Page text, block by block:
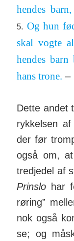
hendes
5. Og hun
skal vogte
hendes
hans trone. –
Dette andet
ryk­kelsen
der før
også om,
tred­je­del af
Prinslo har
røring”
nok også
se; og